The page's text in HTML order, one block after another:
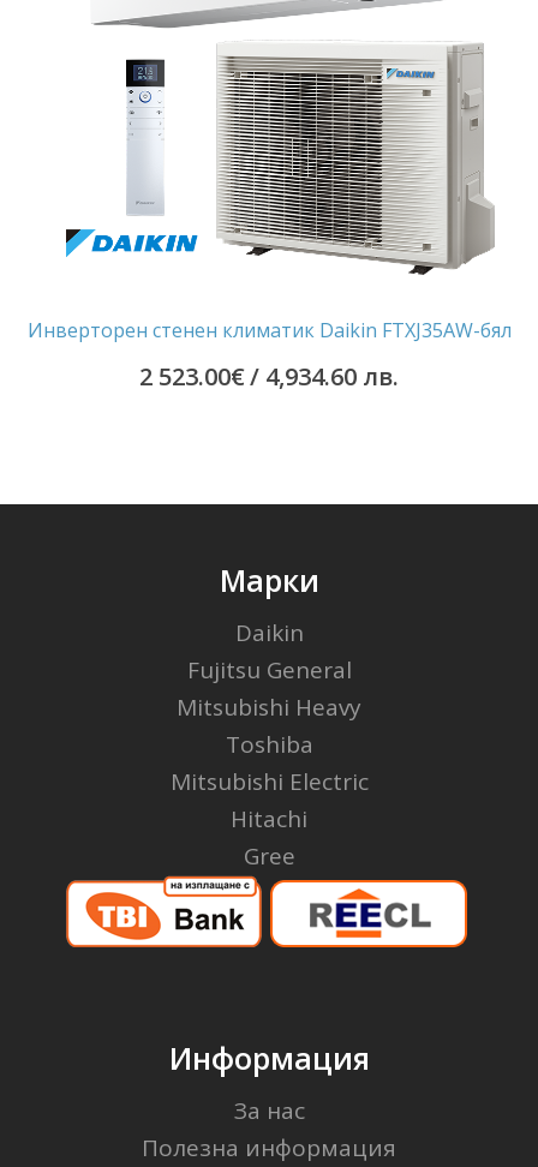
Инверторен стенен климатик Daikin FTXJ35AW-бял
2 523.00€/ 4,934.60 лв.
Марки
Daikin
Fujitsu General
Mitsubishi Heavy
Toshiba
Mitsubishi Electric
Hitachi
Gree
Информация
За нас
Полезна информация